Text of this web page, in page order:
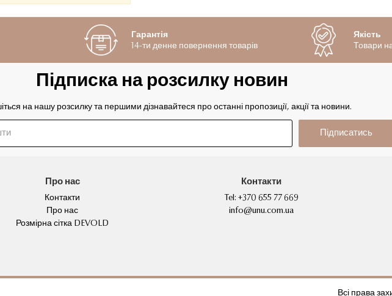
Гарантія
14-ти денне повернення товарів
Якість
Товари
Підписка на розсилку новин
на нашу розсилку та першими дізнавайтеся про останні пропозиції, акції та новини.
Підписатись
Про нас
Контакти
Про нас
Розмірна сітка DEVOLD
Контакти
Tel: +370 655 77 669
info@unu.com.ua
Всі права